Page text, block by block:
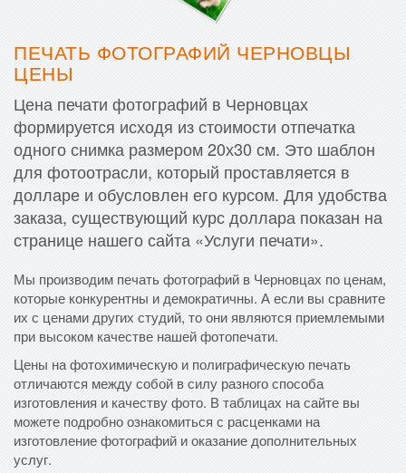
ПЕЧАТЬ ФОТОГРАФИЙ ЧЕРНОВЦЫ
ЦЕНЫ
Цена печати фотографий в Черновцах
формируется исходя из стоимости отпечатка
одного снимка размером 20х30 см. Это шаблон
для фотоотрасли, который проставляется в
долларе и обусловлен его курсом. Для удобства
заказа, существующий курс доллара показан на
странице нашего сайта «Услуги печати».
Мы производим печать фотографий в Черновцах по ценам,
которые конкурентны и демократичны. А если вы сравните
их с ценами других студий, то они являются приемлемыми
при высоком качестве нашей фотопечати.
Цены на фотохимическую и полиграфическую печать
отличаются между собой в силу разного способа
изготовления и качеству фото. В таблицах на сайте вы
можете подробно ознакомиться с расценками на
изготовление фотографий и оказание дополнительных
услуг.